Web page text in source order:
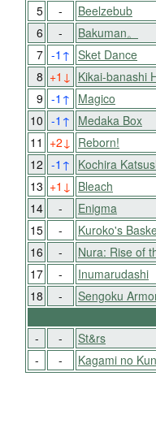
5
- Beelzebub
6
- Bakuman。
7 -1 ↑ Sket Dance
8 +1 ↓ Kikai-banashi
9 -1 ↑ Magico
10 -1 ↑ Medaka Box
11 +2↓ Reborn!
12 -1 ↑ Kochira
13 +1 ↓ Bleach
14
- Enigma
15
- Kuroko's
16
- Nura: Rise of
17
- Inumarudashi
18
- Sengoku
-
- St&rs
-
- Kagami no